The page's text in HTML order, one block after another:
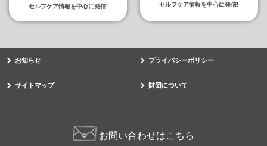
セルフケア情報を中心に発信!
セルフケア情報を中心に発信!
お知らせ プライバシーポリシー
サイトマップ 財団について
お問い合わせはこちら